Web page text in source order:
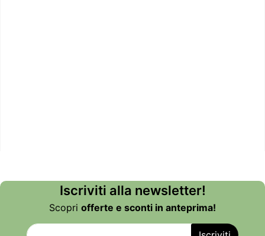
Iscriviti alla newsletter!
Scopri offerte e sconti in anteprima!